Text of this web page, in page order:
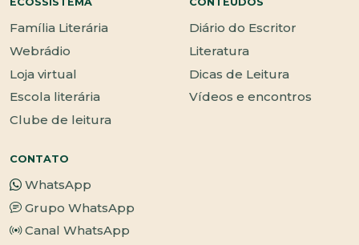
Família Literária
Webrádio
Loja virtual
Escola literária
Clube de leitura
Diário do Escritor
Literatura
Dicas de Leitura
Vídeos e encontros
CONTATO
WhatsApp
Grupo WhatsApp
Canal WhatsApp